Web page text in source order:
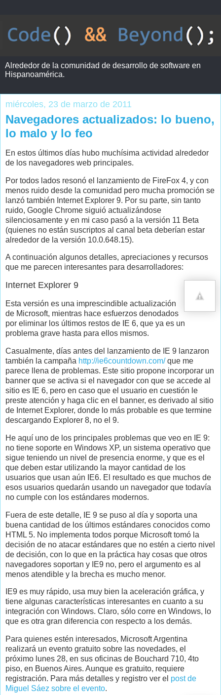
Alrededor de la comunidad de desarrollo de software en
Hispanoamérica.
miércoles, 23 de marzo de 2011
Navegadores actualizados: lo bueno,
lo malo y lo feo
En estos últimos días hubo muchísima actividad alrededor
de los navegadores web principales.
Por todos lados resonó el lanzamiento de FireFox 4, y con
menos ruido desde la comunidad pero mucha promoción se
lanzó también Internet Explorer 9. Por su parte, sin tanto
ruido, Google Chrome siguió actualizándose
silenciosamente y en mi caso pasó a la versión 11 Beta
(quienes no están suscriptos al canal beta deberían estar
alrededor de la versión 10.0.648.15).
A continuación algunos detalles, apreciaciones y recursos
que me parecen interesantes para desarrolladores:
Internet Explorer 9
Esta versión es una imprescindible actualización
de Microsoft, mientras hace esfuerzos denodados
por eliminar los últimos restos de IE 6, que ya es un
problema grave hasta para ellos mismos.
Casualmente, días antes del lanzamiento de IE 9 lanzaron
también la campaña http://ie6countdown.com/que me
parece llena de problemas. Este sitio propone incorporar un
banner que se activa si el navegador con que se accede al
sitio es IE 6, pero en caso que el usuario en cuestión le
preste atención y haga clic en el banner, es derivado al sitio
de Internet Explorer, donde lo más probable es que termine
descargando Explorer 8, no el 9.
He aquí uno de los principales problemas que veo en IE 9:
no tiene soporte en Windows XP, un sistema operativo que
sigue teniendo un nivel de presencia enorme, y que es el
que deben estar utilizando la mayor cantidad de los
usuarios que usan aún IE6. El resultado es que muchos de
esos usuarios quedarán usando un navegador que todavía
no cumple con los estándares modernos.
Fuera de este detalle, IE 9 se puso al día y soporta una
buena cantidad de los últimos estándares conocidos como
HTML 5. No implementa todos porque Microsoft tomó la
decisión de no atacar estándares que no estén a cierto nivel
de decisión, con lo que en la práctica hay cosas que otros
navegadores soportan y IE9 no, pero el argumento es al
menos atendible y la brecha es mucho menor.
IE9 es muy rápido, usa muy bien la aceleración gráfica, y
tiene algunas características interesantes en cuanto a su
integración con Windows. Claro, sólo corre en Windows, lo
que es otra gran diferencia con respecto a los demás.
Para quienes estén interesados, Microsoft Argentina
realizará un evento gratuito sobre las novedades, el
próximo lunes 28, en sus oficinas de Bouchard 710, 4to
piso, en Buenos Aires. Aunque es gratuito, requiere
registración. Para más detalles y registro ver el post de
Miguel Sáez sobre el evento.